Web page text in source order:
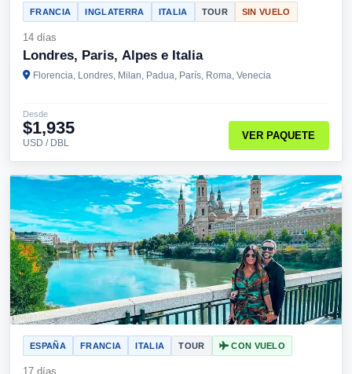
FRANCIA INGLATERRA ITALIA TOUR SIN VUELO
14 días
Londres, Paris, Alpes e Italia
Florencia, Londres, Milan, Padua, París, Roma, Venecia
Desde
$1,935
USD / DBL
VER PAQUETE
ESPAÑA FRANCIA ITALIA TOUR CON VUELO
17 días